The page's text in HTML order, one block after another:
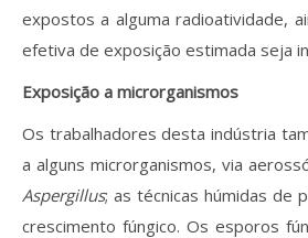
expostos a alguma radioatividade,
efetiva de exposição estimada seja
Exposição a microrganismos
Os trabalhadores desta indústria
a alguns microrganismos, via
Aspergillus; as técnicas húmidas de
crescimento fúngico. Os esporos